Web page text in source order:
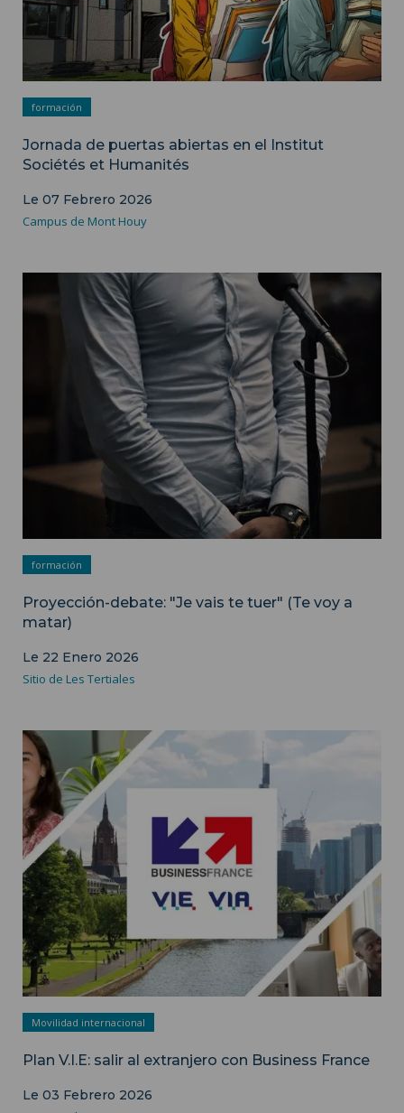
formación
Jornada de puertas abiertas en el Institut
Sociétés et Humanités
Le 07 Febrero 2026
Campus de Mont Houy
Imagen de ilustración - Departamento de Comunicación de
formación
Proyección-debate: "Je vais te tuer" (Te voy a
matar)
Le 22 Enero 2026
Sitio de Les Tertiales
Imagen de ilustración - Departamento de Comunicación de
ISH
Movilidad internacional
Plan V.I.E: salir al extranjero con Business France
Le 03 Febrero 2026